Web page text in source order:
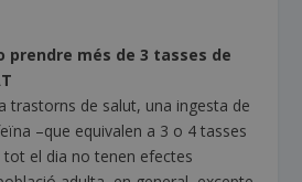
prendre més de 3 tasses de
trastorns de salut, una ingesta de
–que equivalen a 3 o 4 tasses
el dia no tenen efectes